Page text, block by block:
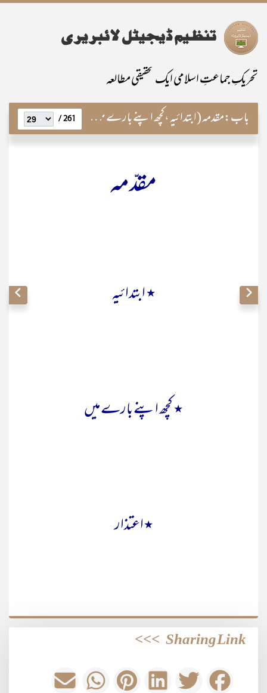
تحریکِ جماعتِ اسلامی ایک تحقیقی مطالعہ
باب:مقدمہ (ابتدائیہ ،کچھ اپنے بارے میں،اعتذار ) 261 /
مقدّمہ
٭ ابتدائیہ
٭ کچھ اپنے بارے میں
٭اعتذار
Sharing Link
>>>